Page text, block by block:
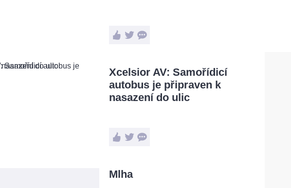
Xcelsior AV: Samořídicí
autobus je připraven k
nasazení do ulic
Mlha